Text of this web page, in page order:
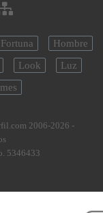
Fortuna
Hombre
Look
Luz
2006-2026 -
5346433